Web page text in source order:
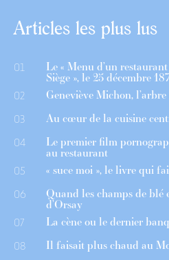
Articles les plus lus
01 Le « Menu d’un
Siège », le 25 décembre
02 Geneviève Michon,
03 Au cœur de la cuisine
04 Le premier film
au restaurant
05 « suce moi », le livre qui
06 Quand les champs de blé
d’Orsay
07 La cène ou le dernier
08 Il faisait plus chaud au